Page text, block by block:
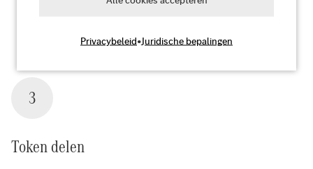
3
Token delen
Privacybeleid•Juridische bepalingen